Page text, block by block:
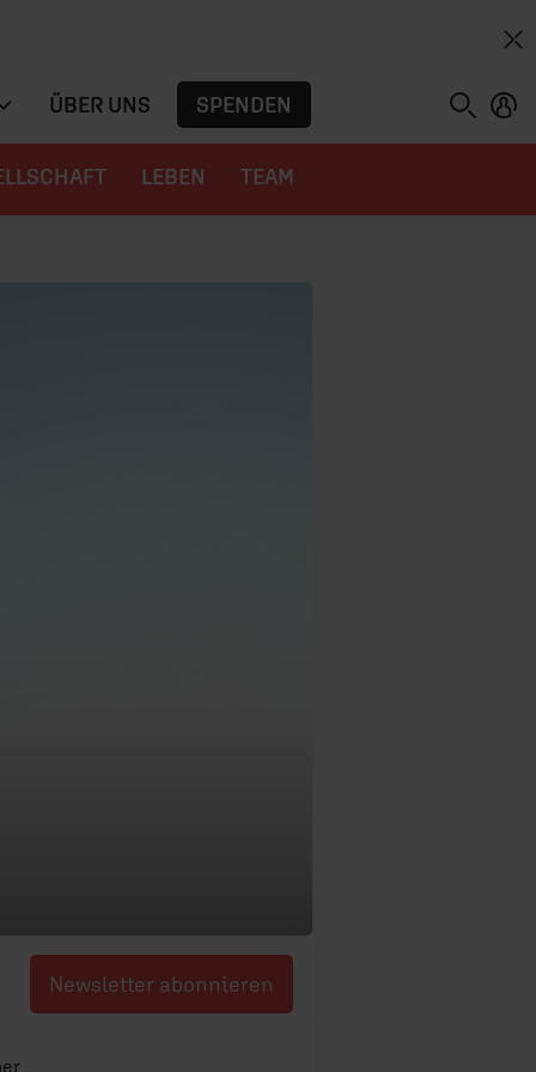
ÜBER UNS SPENDEN
LEBEN TEAM
Newsletter abonnieren